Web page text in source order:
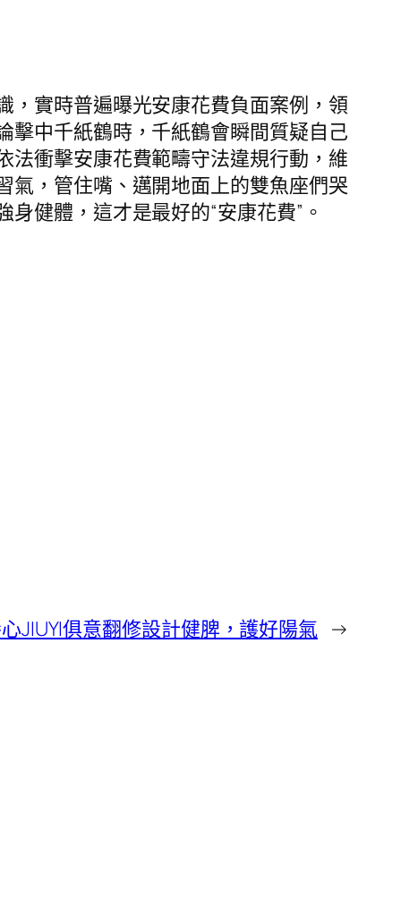
，實時普遍曝光安康花費負面案例，領
擊中千紙鶴時，千紙鶴會瞬間質疑自己
法衝擊安康花費範疇守法違規行動，維
氣，管住嘴、邁開地面上的雙魚座們哭
健體，這才是最好的“安康花費”。
JIUYI俱意翻修設計健脾，護好陽氣 →